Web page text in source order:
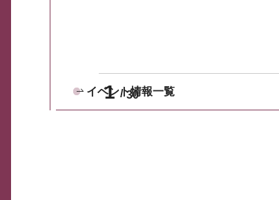
1 30
イベント情報一覧